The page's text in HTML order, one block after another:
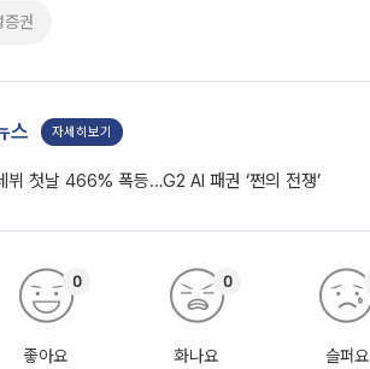
증권
스 자세히보기
뷔 첫날 466% 폭등…G2 AI 패권 ‘쩐의 전쟁’
좋아요
0
화나요
0
슬퍼요